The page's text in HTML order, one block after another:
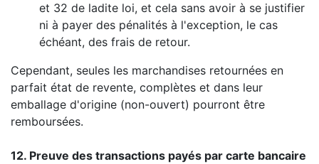
et 32 de ladite loi, et cela sans avoir à se justifier
ni à payer des pénalités à l'exception, le cas
échéant, des frais de retour.
Cependant, seules les marchandises retournées en
parfait état de revente, complètes et dans leur
emballage d'origine (non-ouvert) pourront être
remboursées.
12. Preuve des transactions payés par carte bancaire